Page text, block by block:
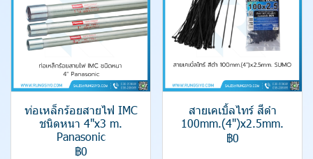
ท่อเหล็กร้อยสายไฟ IMC
ชนิดหนา 4"x3 m.
Panasonic
฿0
สายเคเบิ้ลไทร์ สีดำ
100mm.(4")x2.5mm.
฿0